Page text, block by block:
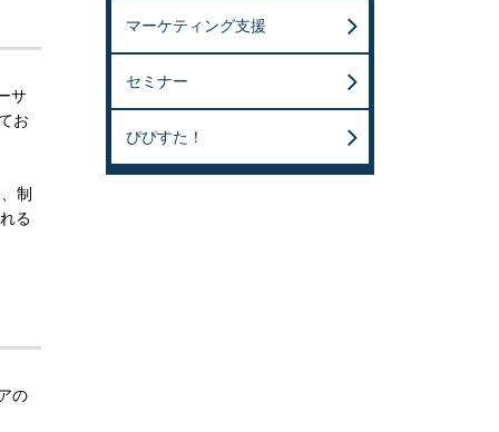
サ
お
制
る
の
マーケティング支援
セミナー
ぴぴすた！